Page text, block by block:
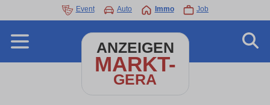
Event Auto Immo Job
ANZEIGEN
MARKT-
GERA